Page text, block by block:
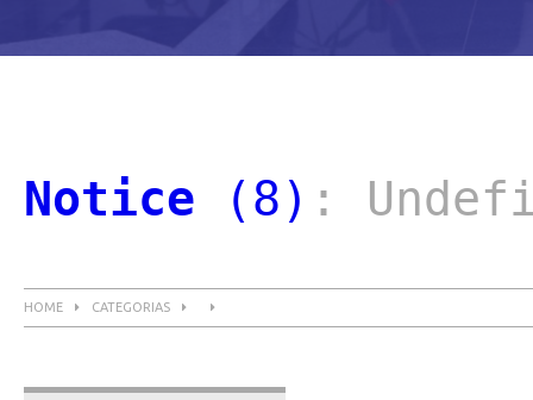
Notice (8) :
HOME CATEGORIAS